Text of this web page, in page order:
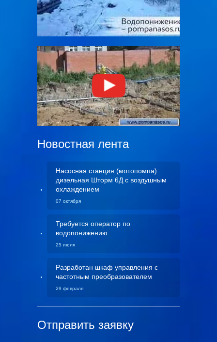
Новостная лента
Насосная станция (мотопомпа)
дизельная Шторм 6Д с воздушным
охлаждением
07 октября
Требуется оператор по
водопонижению
25 июля
Разработан шкаф управления с
частотным преобразователем
29 февраля
Отправить заявку